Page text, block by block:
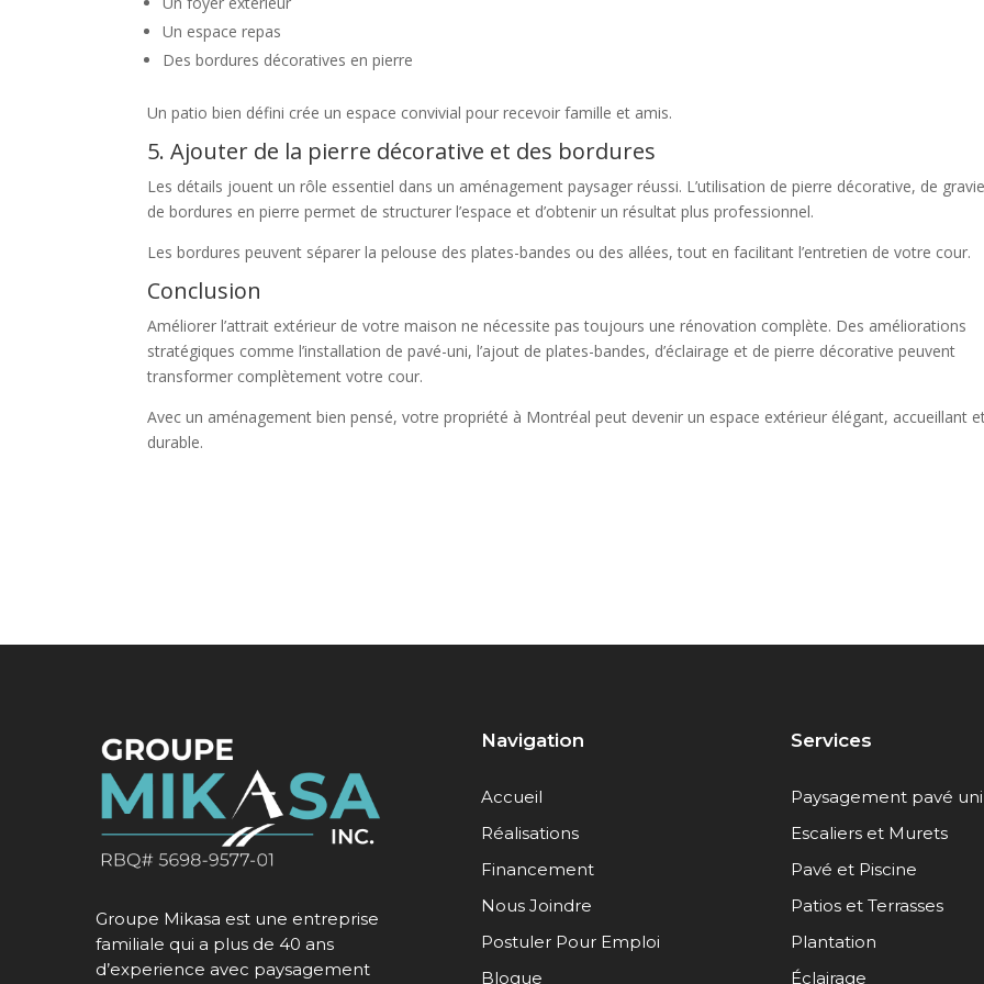
Un espace repas
Des bordures décoratives en pierre
Un patio bien défini crée un espace convivial pour recevoir famille et amis.
5. Ajouter de la pierre décorative et des bordures
Les détails jouent un rôle essentiel dans un aménagement paysager réussi. L’utilisation de pierre décorative, de
de bordures en pierre permet de structurer l’espace et d’obtenir un résultat plus professionnel.
Les bordures peuvent séparer la pelouse des plates-bandes ou des allées, tout en facilitant l’entretien de votre cour.
Conclusion
Améliorer l’attrait extérieur de votre maison ne nécessite pas toujours une rénovation complète. Des améliorations
stratégiques comme l’installation de pavé-uni, l’ajout de plates-bandes, d’éclairage et de pierre décorative peuvent
transformer complètement votre cour.
Avec un aménagement bien pensé, votre propriété à Montréal peut devenir un espace extérieur élégant, accueillant
durable.
Groupe Mikasa est une entreprise
familiale qui a plus de 40 ans
d’experience avec paysagement
Navigation
Accueil
Réalisations
Financement
Nous Joindre
Postuler Pour Emploi
Blogue
Services
Paysagement pavé uni
Escaliers et Murets
Pavé et Piscine
Patios et Terrasses
Plantation
Éclairage